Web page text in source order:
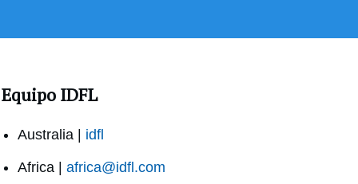
Equipo IDFL
Australia | idfl
Africa | africa@idfl.com